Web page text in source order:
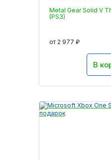
Metal Gear Solid V
(PS3)
от 2 977 ₽
В